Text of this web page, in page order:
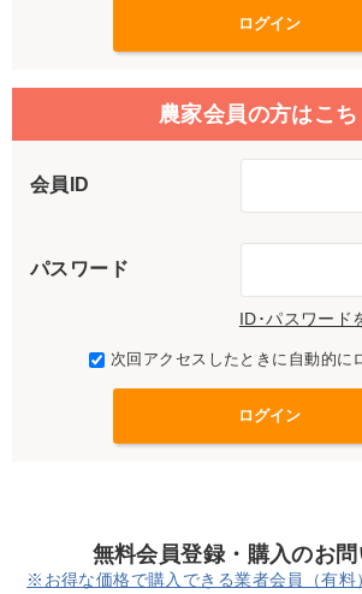
農家会員の方はこち
会員ID
パスワード
ID･パスワード
次回アクセスしたときに自動的に
無料会員登録・購入のお
※お得な価格で購入できる業者会員（有料